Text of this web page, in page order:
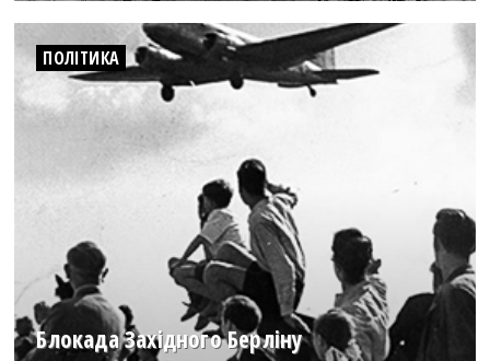
ПОЛІТИКА
Блокада Західного Берліну